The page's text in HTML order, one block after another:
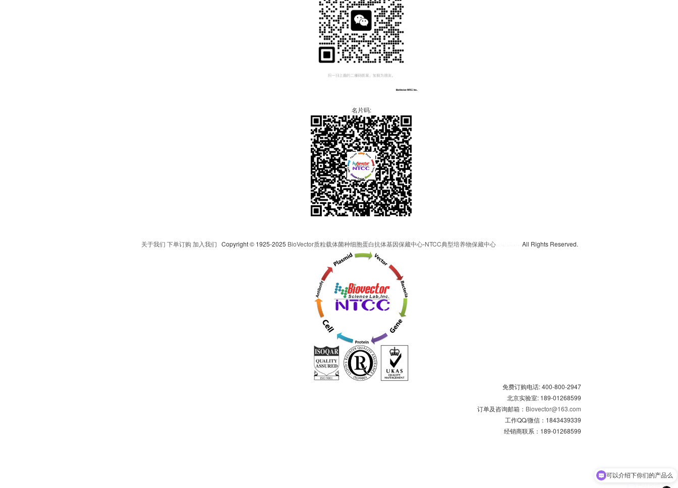
名片码:
关于我们 下单订购 加入我们 Copyright © 1925-2025 BioVector质粒载体菌种细胞蛋白抗体基因保藏中心-NTCC典型培养物保藏中心 All Rights Reserved.
免费订购电话: 400-800-2947
北京实验室: 189-01268599
订单及咨询邮箱： Biovector@163.com
工作QQ/微信：1843439339
经销商联系：189-01268599
产品价格是？